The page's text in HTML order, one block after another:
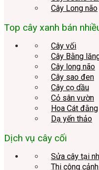
Cây Long não
Top cây xanh bán
Cây vối
Cây Bằng
Cây long não
Cây sao đen
Cây cọ dầu
Cỏ sân vườn
Hoa Cát đằng
Dạ yến thảo
Dịch vụ cây cối
Sửa cây tại
Thi công